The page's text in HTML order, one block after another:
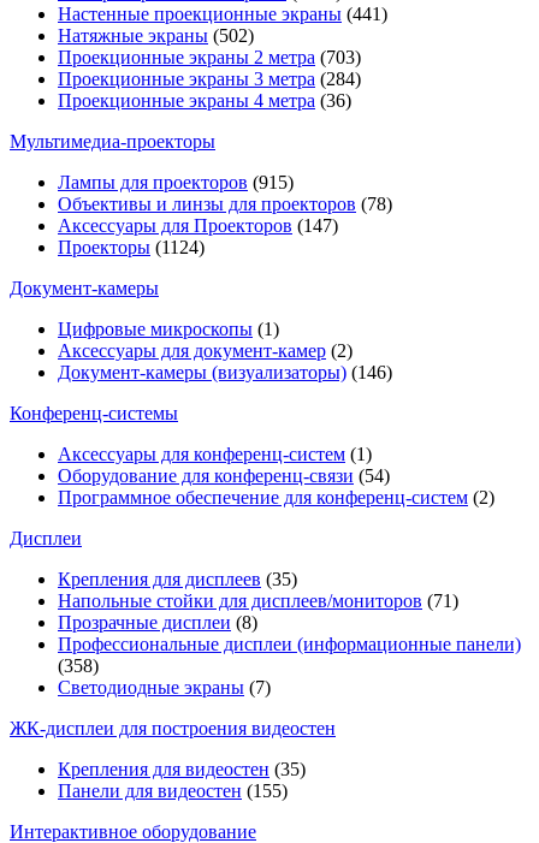
Настенные проекционные экраны (441)
Натяжные экраны (502)
Проекционные экраны 2 метра (703)
Проекционные экраны 3 метра (284)
Проекционные экраны 4 метра (36)
Мультимедиa-проекторы
Лампы для проекторов (915)
Объективы и линзы для проекторов (78)
Аксессуары для Проекторов (147)
Проекторы (1124)
Документ-камеры
Цифровые микроскопы (1)
Аксессуары для документ-камер (2)
Документ-камеры (визуализаторы) (146)
Конференц-системы
Аксессуары для конференц-систем (1)
Оборудование для конференц-связи (54)
Программное обеспечение для конференц-систем (2)
Дисплеи
Крепления для дисплеев (35)
Напольные стойки для дисплеев/мониторов (71)
Прозрачные дисплеи (8)
Профессиональные дисплеи (информационные панели)
(358)
Светодиодные экраны (7)
ЖК-дисплеи для построения видеостен
Крепления для видеостен (35)
Панели для видеостен (155)
Интерактивное оборудование